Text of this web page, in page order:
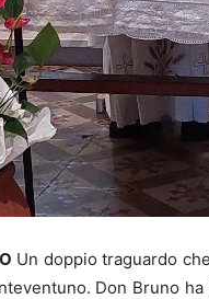
Un doppio traguardo
Don Bruno